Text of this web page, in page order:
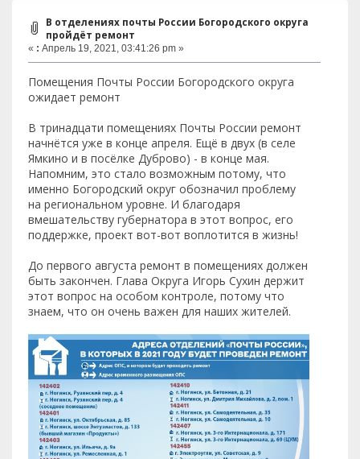
В отделениях почты России Богородского округа
пройдёт ремонт
« : Апрель 19, 2021, 03:41:26 pm »
Помещения Почты России Богородского округа
ожидает ремонт
В тринадцати помещениях Почты России ремонт
начнётся уже в конце апреля. Ещё в двух (в селе
Ямкино и в посёлке Дуброво) - в конце мая.
Напомним, это стало возможным потому, что
именно Богородский округ обозначил проблему
на региональном уровне. И благодаря
вмешательству губернатора в этот вопрос, его
поддержке, проект вот-вот воплотится в жизнь!
До первого августа ремонт в помещениях должен
быть закончен. Глава Округа Игорь Сухин держит
этот вопрос на особом контроле, потому что
знаем, что он очень важен для наших жителей.